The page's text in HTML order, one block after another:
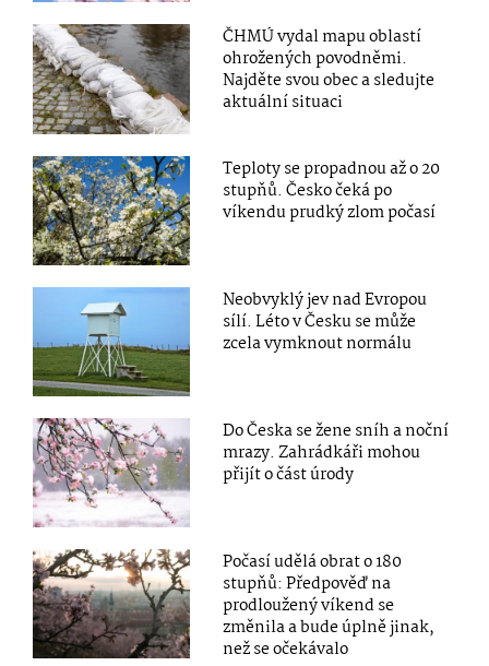
ČHMÚ vydal mapu oblastí
ohrožených povodněmi.
Najděte svou obec a sledujte
aktuální situaci
Teploty se propadnou až o 20
stupňů. Česko čeká po
víkendu prudký zlom počasí
Neobvyklý jev nad Evropou
sílí. Léto v Česku se může
zcela vymknout normálu
Do Česka se žene sníh a noční
mrazy. Zahrádkáři mohou
přijít o část úrody
Počasí udělá obrat o 180
stupňů: Předpověď na
prodloužený víkend se
změnila a bude úplně jinak,
než se očekávalo